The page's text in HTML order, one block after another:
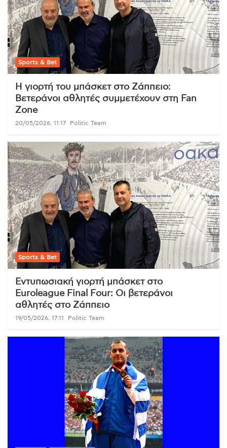
Sports & Bet
Η γιορτή του μπάσκετ στο Ζάππειο:
Βετεράνοι αθλητές συμμετέχουν στη Fan
Zone
20/05/2026, 11:17 Politic Team
Sports & Bet
Εντυπωσιακή γιορτή μπάσκετ στο
Euroleague Final Four: Οι βετεράνοι
αθλητές στο Ζάππειο
19/05/2026, 17:11 Politic Team